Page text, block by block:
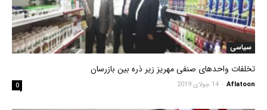
سیاسی
تخلفات واحدهای صنفی مهریز زیر ذره بین بازرسان
Aflatoon
- 14 جولای 2019 0